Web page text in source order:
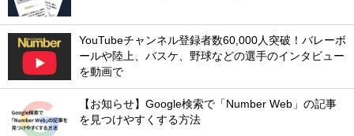
YouTubeチャンネル登録者数60,000人突破！バレーボ
ールや陸上、バスケ、野球などの選手のインタビュー
を動画で
【お知らせ】Google検索で「Number Web」の記事
を見つけやすくする方法